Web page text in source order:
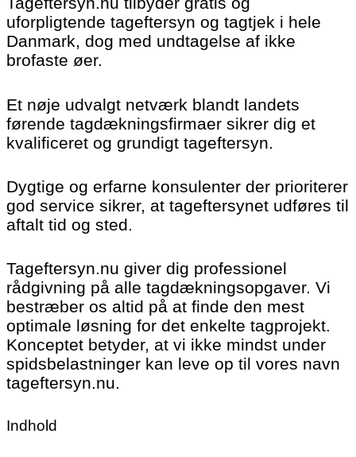
uforpligtende tageftersyn og tagtjek i hele
Danmark, dog med undtagelse af ikke
brofaste øer.
Et nøje udvalgt netværk blandt landets
førende tagdækningsfirmaer sikrer dig et
kvalificeret og grundigt tageftersyn.
Dygtige og erfarne konsulenter der prioriterer
god service sikrer, at tageftersynet udføres til
aftalt tid og sted.
Tageftersyn.nu giver dig professionel
rådgivning på alle tagdækningsopgaver. Vi
bestræber os altid på at finde den mest
optimale løsning for det enkelte tagprojekt.
Konceptet betyder, at vi ikke mindst under
spidsbelastninger kan leve op til vores navn
tageftersyn.nu.
Indhold